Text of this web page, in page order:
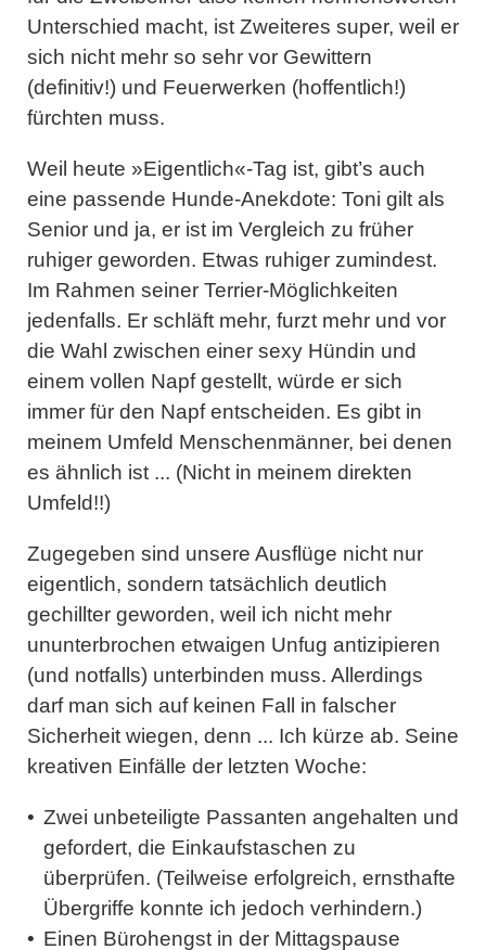
Unterschied macht, ist Zweiteres super, weil er
sich nicht mehr so sehr vor Gewittern
(definitiv!) und Feuerwerken (hoffentlich!)
fürchten muss.
Weil heute »Eigentlich«-Tag ist, gibt’s auch
eine passende Hunde-Anekdote: Toni gilt als
Senior und ja, er ist im Vergleich zu früher
ruhiger geworden. Etwas ruhiger zumindest.
Im Rahmen seiner Terrier-Möglichkeiten
jedenfalls. Er schläft mehr, furzt mehr und vor
die Wahl zwischen einer sexy Hündin und
einem vollen Napf gestellt, würde er sich
immer für den Napf entscheiden. Es gibt in
meinem Umfeld Menschenmänner, bei denen
es ähnlich ist ... (Nicht in meinem direkten
Umfeld!!)
Zugegeben sind unsere Ausflüge nicht nur
eigentlich, sondern tatsächlich deutlich
gechillter geworden, weil ich nicht mehr
ununterbrochen etwaigen Unfug antizipieren
(und notfalls) unterbinden muss. Allerdings
darf man sich auf keinen Fall in falscher
Sicherheit wiegen, denn ... Ich kürze ab. Seine
kreativen Einfälle der letzten Woche:
Zwei unbeteiligte Passanten angehalten und
gefordert, die Einkaufstaschen zu
überprüfen. (Teilweise erfolgreich, ernsthafte
Übergriffe konnte ich jedoch verhindern.)
Einen Bürohengst in der Mittagspause